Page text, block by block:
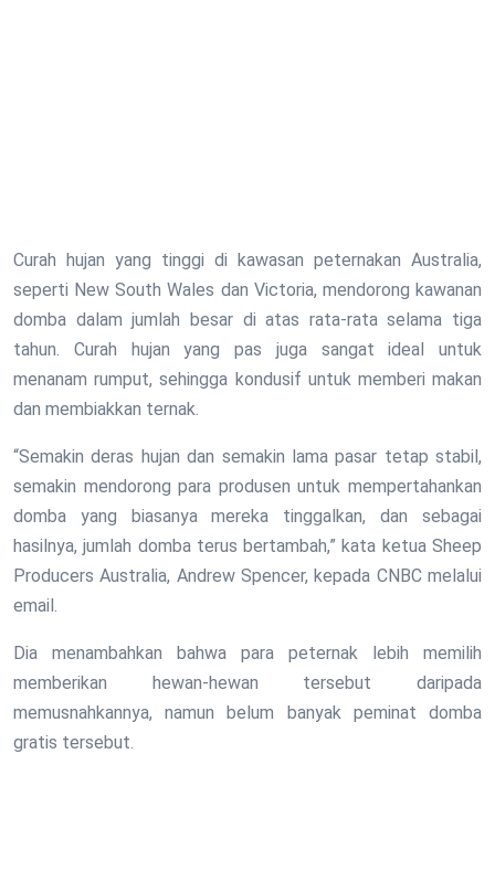
Curah hujan yang tinggi di kawasan peternakan Australia,
seperti New South Wales dan Victoria, mendorong kawanan
domba dalam jumlah besar di atas rata-rata selama tiga
tahun. Curah hujan yang pas juga sangat ideal untuk
menanam rumput, sehingga kondusif untuk memberi makan
dan membiakkan ternak.
“Semakin deras hujan dan semakin lama pasar tetap stabil,
semakin mendorong para produsen untuk mempertahankan
domba yang biasanya mereka tinggalkan, dan sebagai
hasilnya, jumlah domba terus bertambah,” kata ketua Sheep
Producers Australia, Andrew Spencer, kepada CNBC melalui
email.
Dia menambahkan bahwa para peternak lebih memilih
memberikan hewan-hewan tersebut daripada
memusnahkannya, namun belum banyak peminat domba
gratis tersebut.